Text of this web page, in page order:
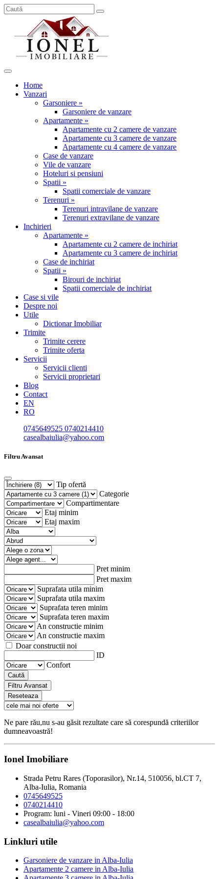
Home
Vanzari
Garsoniere »
Garsoniere de vanzare
Apartamente »
Apartamente cu 2 camere de vanzare
Apartamente cu 3 camere de vanzare
Apartamente cu 4 camere de vanzare
Case de vanzare
Vile de vanzare
Hoteluri si pensiuni
Spatii »
Spatii comerciale de vanzare
Terenuri »
Terenuri intravilane de vanzare
Terenuri extravilane de vanzare
Inchirieri
Apartamente »
Apartamente cu 2 camere de inchiriat
Apartamente cu 3 camere de inchiriat
Case de inchiriat
Spatii »
Birouri de inchiriat
Spatii comerciale de inchiriat
Case si vile
Despre noi
Utile
Dictionar Imobiliar
Trimite
Trimite cerere
Trimite oferta
Servicii
Servicii clienti
Servicii proprietari
Blog
Contact
EN
RO
0745649525 0740214410
casealbaiulia@yahoo.com
Filtru Avansat
Tip ofertă
Categorie
Compartimentare
Etaj minim
Etaj maxim
Pret minim
Pret maxim
Suprafata utila minim
Suprafata utila maxim
Suprafata teren minim
Suprafata teren maxim
An constructie minim
An constructie maxim
Doar constructii noi
ID
Confort
Caută
Filtru Avansat
Reseteaza
Ne pare rău,nu s-au găsit rezultate care să corespundă criteriilor
dumneavoastră!
Ionel Imobiliare
Strada Petru Rares (Toporasilor), Nr.14, 510056, bl.CT 7,
Alba-Iulia, Romania
0745649525
0740214410
Program: luni - Vineri 09:00 - 18:00
casealbaiulia@yahoo.com
Linkluri utile
Garsoniere de vanzare in Alba-Iulia
Apartamente 2 camere in Alba-Iulia